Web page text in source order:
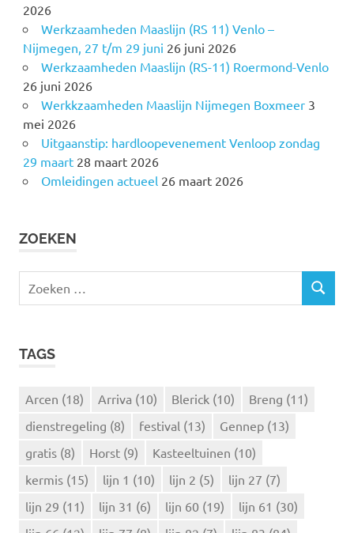
2026
Werkzaamheden Maaslijn (RS 11) Venlo –
Nijmegen, 27 t/m 29 juni 26 juni 2026
Werkzaamheden Maaslijn (RS-11) Roermond-Venlo
26 juni 2026
Werkkzaamheden Maaslijn Nijmegen Boxmeer 3
mei 2026
Uitgaanstip: hardloopevenement Venloop zondag
29 maart 28 maart 2026
Omleidingen actueel 26 maart 2026
ZOEKEN
e
Z
TAGS
Arcen (18) Arriva (10) Blerick (10) Breng (11)
dienstregeling (8) festival (13) Gennep (13)
gratis (8) Horst (9) Kasteeltuinen (10)
kermis (15) lijn 1 (10) lijn 2 (5) lijn 27 (7)
lijn 29 (11) lijn 31 (6) lijn 60 (19) lijn 61 (30)